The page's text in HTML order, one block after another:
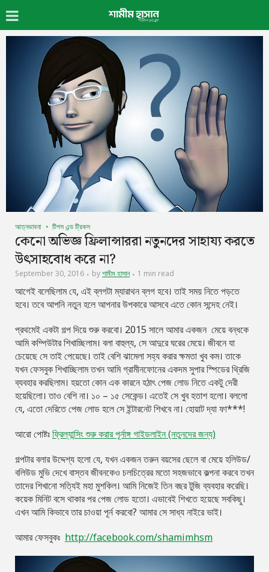
আত্নভাবনা টিপস এন্ড ট্রিকস
কেনো অভিজ্ঞ ফ্রিলান্সাররা নতুনদের সাহায্য করতে
উৎসাহবোধ করে না?
September 30, 2016 byশামীম হাসান 1 min read
আগেই বলেছিলাম যে, এই ব্লগটা ম্যারাথন ব্লগ হবে। তাই সময় নিতে পড়তে
হবে। তবে আপনি নতুন হলে আপনার উপকারে আসবে এতে কোন সন্দেহ নেই।
প্রথমেই একটা গল্প দিয়ে শুরু করবো। 2015 সালে আমার একজন মেয়ে বন্ধকে
আমি কম্পিউটার শিখাচ্ছিলাম। বলা বাহুল্য, সে আদুরে ঘরের মেয়ে। জীবনে যা
চেয়েছে সে তাই পেয়েছে। তাই বেশি ঝামেলা সহ্য করার ক্ষমতা খুব কম। তাকে
যখন ফেসবুক শিখাচ্ছিলাম তখন আমি গ্রামীনফোনের একদম সুপার স্পিডের থ্রিজি
ব্যবহার করছিলাম। হয়তো কোন এক কারনে হঠাৎ পেজ লোড নিতে একটু দেরী
হয়েছিলো। তাও বেশি না। ১০ – ১৫ সেকেন্ড। এতেই সে খুব হতাশ হলো। বললো
যে, এতো দেরিতে পেজ লোড হলে সে ইন্টারনেট শিখবে না। হোয়াট দ্যা ফা***!
আরো পোষ্টঃফ্রিল্যান্সিং শুরু করার পূর্নাঙ্গ গাইডলাইন (নতুনদের জন্য)
গল্পটার বলার উদ্দেশ্য হলো যে, যখন একজন তরুন বয়সের ছেলে বা মেয়ে হলিউড/
বলিউড মুভি দেখে বাস্তব জীবনকেও চলচিত্রের মতো সহজভাবে কল্পনা করবে তখন
তাদের শিখানো সত্যিই মহা মুশকিল। আমি নিজেই তিন বছর টুজি ব্যবহার করেছি।
কয়েক মিনিট বসে থাকার পর পেজ লোড হতো। এভাবেই শিখতে হয়েছে সবকিছু।
এখন আমি কিভাবে তার চাওয়া পূর্ন করবো? আমার সে সাধ্য নাইরে ভাই।
আমার ফেসবুকঃ http://facebook.com/shamimhsm